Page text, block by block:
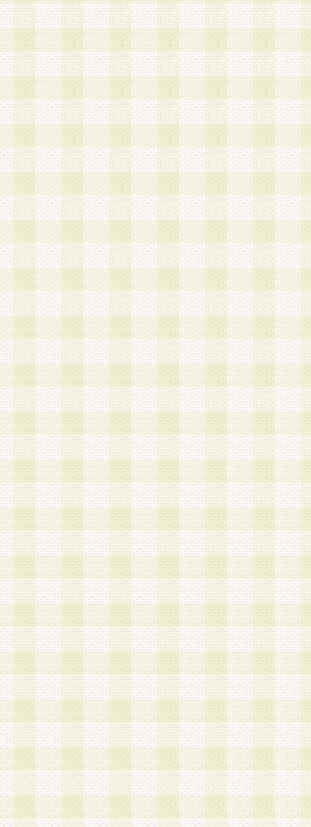
貸与、名義変更、売買その他形態を問わず第三者
ならないものとします。
4.当社は、会員によるログインIDおよびパスワー
盗用など第三者の利用に伴う損害の発生について
き事由の有無、その他原因の如何を問わず、一切
のとします。
第5条 会員の登録情報
1.当社は、会員の登録情報に含まれる氏名・住所
アドレス等会員個人を識別できる情報を当社が別
シーポリシー
」に基づき適切に取り扱うものとし
は、当該個人情報を以下の各号に定める目的に利
す。なお、これら事項以外の目的で個人情報を利
かじめ会員の同意を得たうえで利用するものとし
a.本サービスの実施または運営
b.本サービスに係る謝礼、景品、調査サンプル品
c.会員からの電話、メール等の問い合わせなどへ
d.その他これらに付随する業務
2.当社は、会員個人を識別することのできる情報
会員情報を本人の承諾なく第三者に開示すること
人を識別できる情報について第三者に開示または
社は事前に会員本人の同意を得るものとします。
3.前項の定めに拘わらず、当社は、以下の目的に
意を 得ることなく、会員個人を識別できる情報
づき選定した委託業者に対して当社の責任におい
できるものとします。な お、当社は、当該委託
契約を締結しこれを遵守させるとともに、本規約
の注意をもって当該情報を使用させるものとし ま
a.本サービスに係る謝礼、景品、調査サンプル品
b.会員からの電話、メール等の問い合わせなどへ
c.モバイルリサーチ、またはグループ形式による
実施もしくは運営
d.その他これらに付随する業務
4.会員は、住所、電話番号その他の登録情報につ
合は、速やかに当社所定の変更手続きを行うもの
5.当社は、必要と認めた場合、会員に対して、電
手段により登録情報の対象者が会員登録者本人で
の内容が正確であること、アンケートの回答内容
うことができるものとます。
6.会員は、会員登録後当社が定期的に行う登録情
して、当社指定の期間内に更新手続きを行うもの
該期間内に更新手続きを行わない場合、その時点
発行したポイントは失効されるものとします。